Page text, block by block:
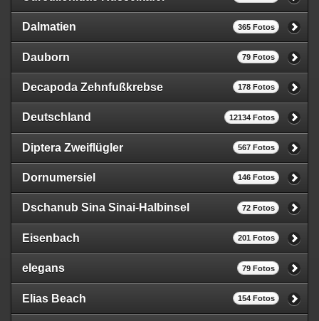
Dalmatien 365 Fotos
Dauborn 79 Fotos
Decapoda Zehnfußkrebse 178 Fotos
Deutschland 12134 Fotos
Diptera Zweiflügler 567 Fotos
Dornumersiel 146 Fotos
Dschanub Sina Sinai-Halbinsel 72 Fotos
Eisenbach 201 Fotos
elegans 79 Fotos
Elias Beach 154 Fotos